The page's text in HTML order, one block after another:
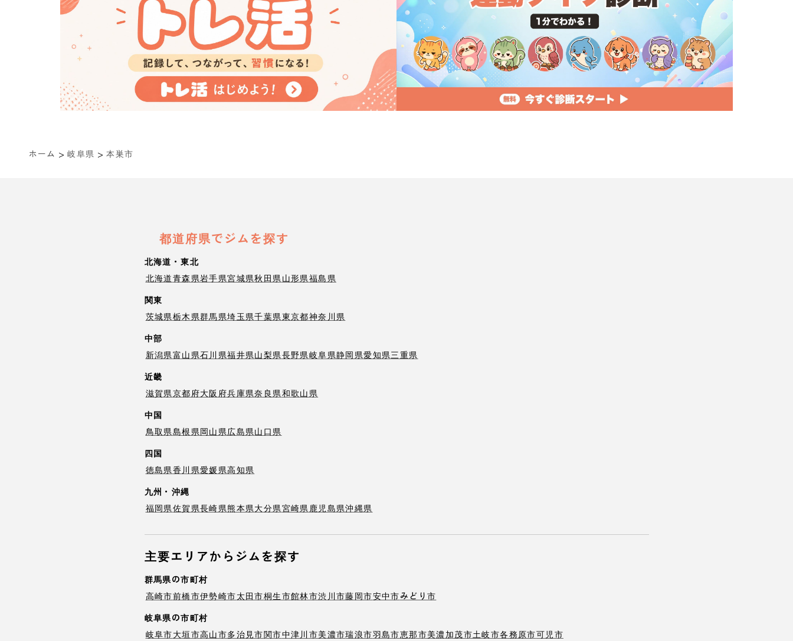
ホーム > 岐阜県 > 本巣市
都道府県でジムを探す
北海道・東北
北海道青森県岩手県宮城県秋田県山形県福島県
関東
茨城県栃木県群馬県埼玉県千葉県東京都神奈川県
中部
新潟県富山県石川県福井県山梨県長野県岐阜県静岡県愛知県三重県
近畿
滋賀県京都府大阪府兵庫県奈良県和歌山県
中国
鳥取県島根県岡山県広島県山口県
四国
徳島県香川県愛媛県高知県
九州・沖縄
福岡県佐賀県長崎県熊本県大分県宮崎県鹿児島県沖縄県
主要エリアからジムを探す
群馬県の市町村
高崎市前橋市伊勢崎市太田市桐生市館林市渋川市藤岡市安中市みどり市
岐阜県の市町村
岐阜市大垣市高山市多治見市関市中津川市美濃市瑞浪市羽島市恵那市美濃加茂市土岐市各務原市可児市